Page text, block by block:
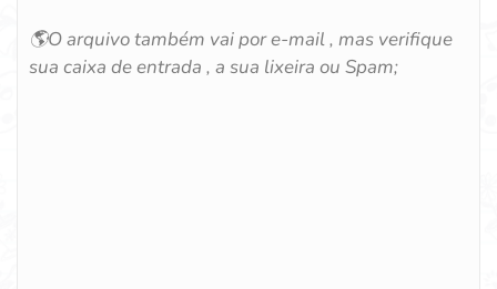
🌎O arquivo também vai por e-mail , mas verifique
sua caixa de entrada , a sua lixeira ou Spam;